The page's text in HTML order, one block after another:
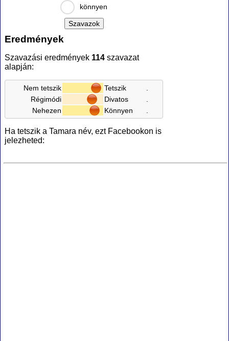
könnyen
Eredmények
Szavazási eredmények 114 szavazat
alapján:
Nem tetszik Tetszik
Régimódi
Divatos
Nehezen
Könnyen
Ha tetszik a Tamara név, ezt Facebookon is
jelezheted: